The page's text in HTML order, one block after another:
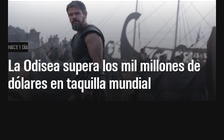
HACE 1 DÍA
La Odisea supera los mil millones de
dólares en taquilla mundial